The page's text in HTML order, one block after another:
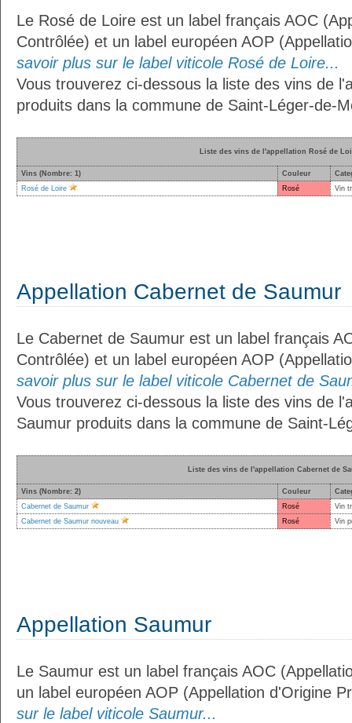
Le Rosé de Loire est un label français AOC
Contrôlée) et un label européen AOP
savoir plus sur le label viticole Rosé de Loire...
Vous trouverez ci-dessous la liste des vins de
produits dans la commune de Saint-Léger-de-
Liste des vins de l'appellation Rosé de
Vins (Nombre: 1) Couleur
Rosé de Loire
Rosé Vin
Appellation Cabernet de Saumur
Le Cabernet de Saumur est un label français
Contrôlée) et un label européen AOP
savoir plus sur le label viticole Cabernet de
Vous trouverez ci-dessous la liste des vins de
Saumur produits dans la commune de Saint-
Liste des vins de l'appellation Cabernet de
Vins (Nombre: 2) Couleur
Cabernet de Saumur
Rosé
Vin
Cabernet de Saumur nouveau
Rosé Vin
Appellation Saumur
Le Saumur est un label français AOC
un label européen AOP (Appellation d'Origine
sur le label viticole Saumur...